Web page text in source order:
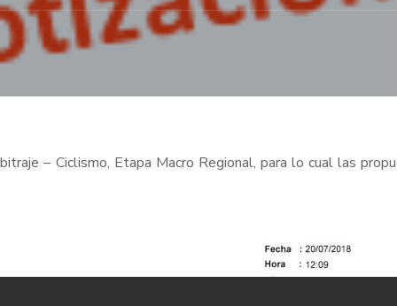
– Ciclismo, Etapa Macro Regional, para lo cual las